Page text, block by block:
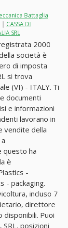
Battaglia
| CASSA DI
SRL
2000
società è
di imposta
si trova
(VI) - ITALY. Ti
documenti
e informazioni
lavorano in
vendite della
questo ha
è
-
- packaging.
incluso 7
direttore
disponibili. Puoi
SRL, posizioni